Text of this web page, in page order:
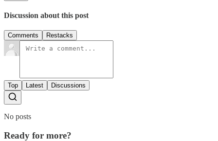
Discussion about this post
Comments Restacks
Top Latest Discussions
No posts
Ready for more?